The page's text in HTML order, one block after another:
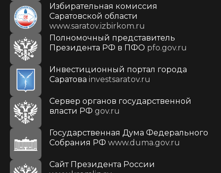
Избирательная комиссия
Саратовской области
www.saratov.izbirkom.ru
Полномочный представитель
Президента РФ в ПФО pfo.gov.ru
Инвестиционный портал города
Саратова investsaratov.ru
Сервер органов государственной
власти РФ gov.ru
Государственная Дума Федерального
Собрания РФ www.duma.gov.ru
Cайт Президента России